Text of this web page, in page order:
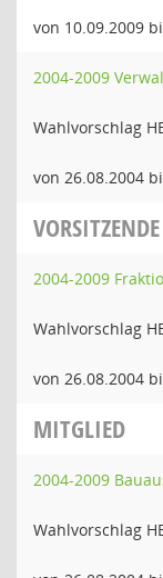
von 10.09.2009
2004-2009
Wahlvorschlag
von 26.08.2004
VORSITZENDE
2004-2009
Wahlvorschlag
von 26.08.2004
MITGLIED
2004-2009
Wahlvorschlag